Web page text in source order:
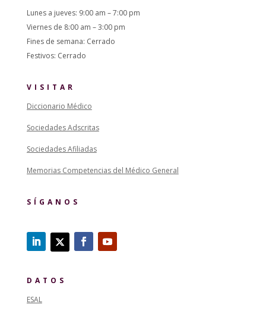
Lunes a jueves: 9:00 am – 7:00 pm
Viernes de 8:00 am – 3:00 pm
Fines de semana: Cerrado
Festivos: Cerrado
VISITAR
Diccionario Médico
Sociedades Adscritas
Sociedades Afiliadas
Memorias Competencias del Médico General
SÍGANOS
DATOS
ESAL